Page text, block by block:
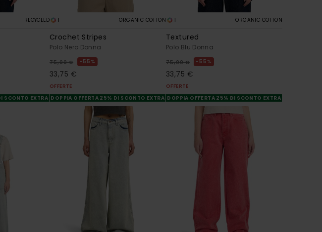
RECYCLED
SCONTO EXTRA
1 ORGANIC COTTON
Crochet Stripes
Polo Nero Donna
75,00 € 55%
33,75 €
OFFERTE
DOPPIA OFFERTA 25% DI SCONTO EXTRA
1 ORGANIC COTTON
Textured
Polo Blu Donna
75,00 € 55%
33,75 €
OFFERTE
DOPPIA OFFERTA 25% DI SCONTO EXTRA